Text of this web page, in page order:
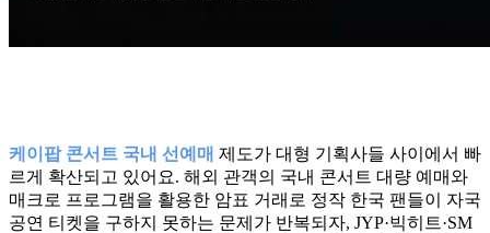
케이팝 콘서트 국내 선예매 제도가 대형 기획사들 사이에서 빠
르게 확산되고 있어요. 해외 관객의 국내 콘서트 대량 예매와
매크로 프로그램을 활용한 암표 거래로 정작 한국 팬들이 자국
공연 티켓을 구하지 못하는 문제가 반복되자, JYP·빅히트·SM